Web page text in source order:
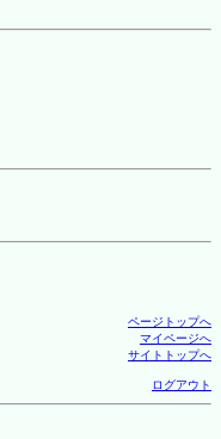
ページトップへ
マイページへ
サイトトップへ
ログアウト